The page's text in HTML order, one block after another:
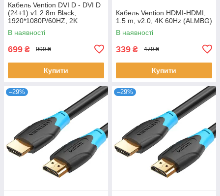
Кабель Vention DVI D - DVI D
(24+1) v1.2 8m Black,
1920*1080P/60HZ, 2K
(EAEBK)
В наявності
699 ₴ 999 ₴
Купити
Кабель Vention HDMI-HDMI,
1.5 m, v2.0, 4K 60Hz (ALMBG)
В наявності
339 ₴ 479 ₴
Купити
–29% –29%